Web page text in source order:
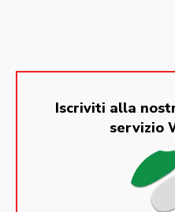
Iscriviti alla
servizio